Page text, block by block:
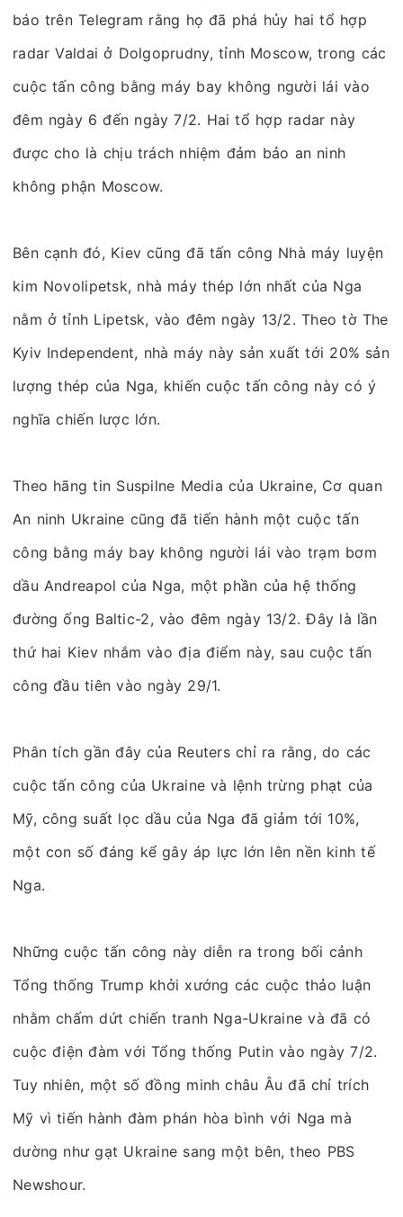
báo trên Telegram rằng họ đã phá hủy hai tổ hợp
radar Valdai ở Dolgoprudny, tỉnh Moscow, trong các
cuộc tấn công bằng máy bay không người lái vào
đêm ngày 6 đến ngày 7/2. Hai tổ hợp radar này
được cho là chịu trách nhiệm đảm bảo an ninh
không phận Moscow.
Bên cạnh đó, Kiev cũng đã tấn công Nhà máy luyện
kim Novolipetsk, nhà máy thép lớn nhất của Nga
nằm ở tỉnh Lipetsk, vào đêm ngày 13/2. Theo tờ The
Kyiv Independent, nhà máy này sản xuất tới 20% sản
lượng thép của Nga, khiến cuộc tấn công này có ý
nghĩa chiến lược lớn.
Theo hãng tin Suspilne Media của Ukraine, Cơ quan
An ninh Ukraine cũng đã tiến hành một cuộc tấn
công bằng máy bay không người lái vào trạm bơm
dầu Andreapol của Nga, một phần của hệ thống
đường ống Baltic-2, vào đêm ngày 13/2. Đây là lần
thứ hai Kiev nhắm vào địa điểm này, sau cuộc tấn
công đầu tiên vào ngày 29/1.
Phân tích gần đây của Reuters chỉ ra rằng, do các
cuộc tấn công của Ukraine và lệnh trừng phạt của
Mỹ, công suất lọc dầu của Nga đã giảm tới 10%,
một con số đáng kể gây áp lực lớn lên nền kinh tế
Nga.
Những cuộc tấn công này diễn ra trong bối cảnh
Tổng thống Trump khởi xướng các cuộc thảo luận
nhằm chấm dứt chiến tranh Nga-Ukraine và đã có
cuộc điện đàm với Tổng thống Putin vào ngày 7/2.
Tuy nhiên, một số đồng minh châu Âu đã chỉ trích
Mỹ vì tiến hành đàm phán hòa bình với Nga mà
dường như gạt Ukraine sang một bên, theo PBS
Newshour.